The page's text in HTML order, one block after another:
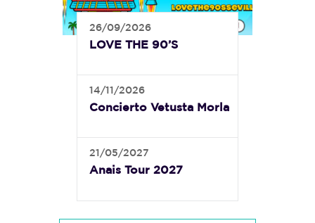
26/09/2026
LOVE THE 90’S
14/11/2026
Concierto Vetusta Morla
21/05/2027
Anais Tour 2027